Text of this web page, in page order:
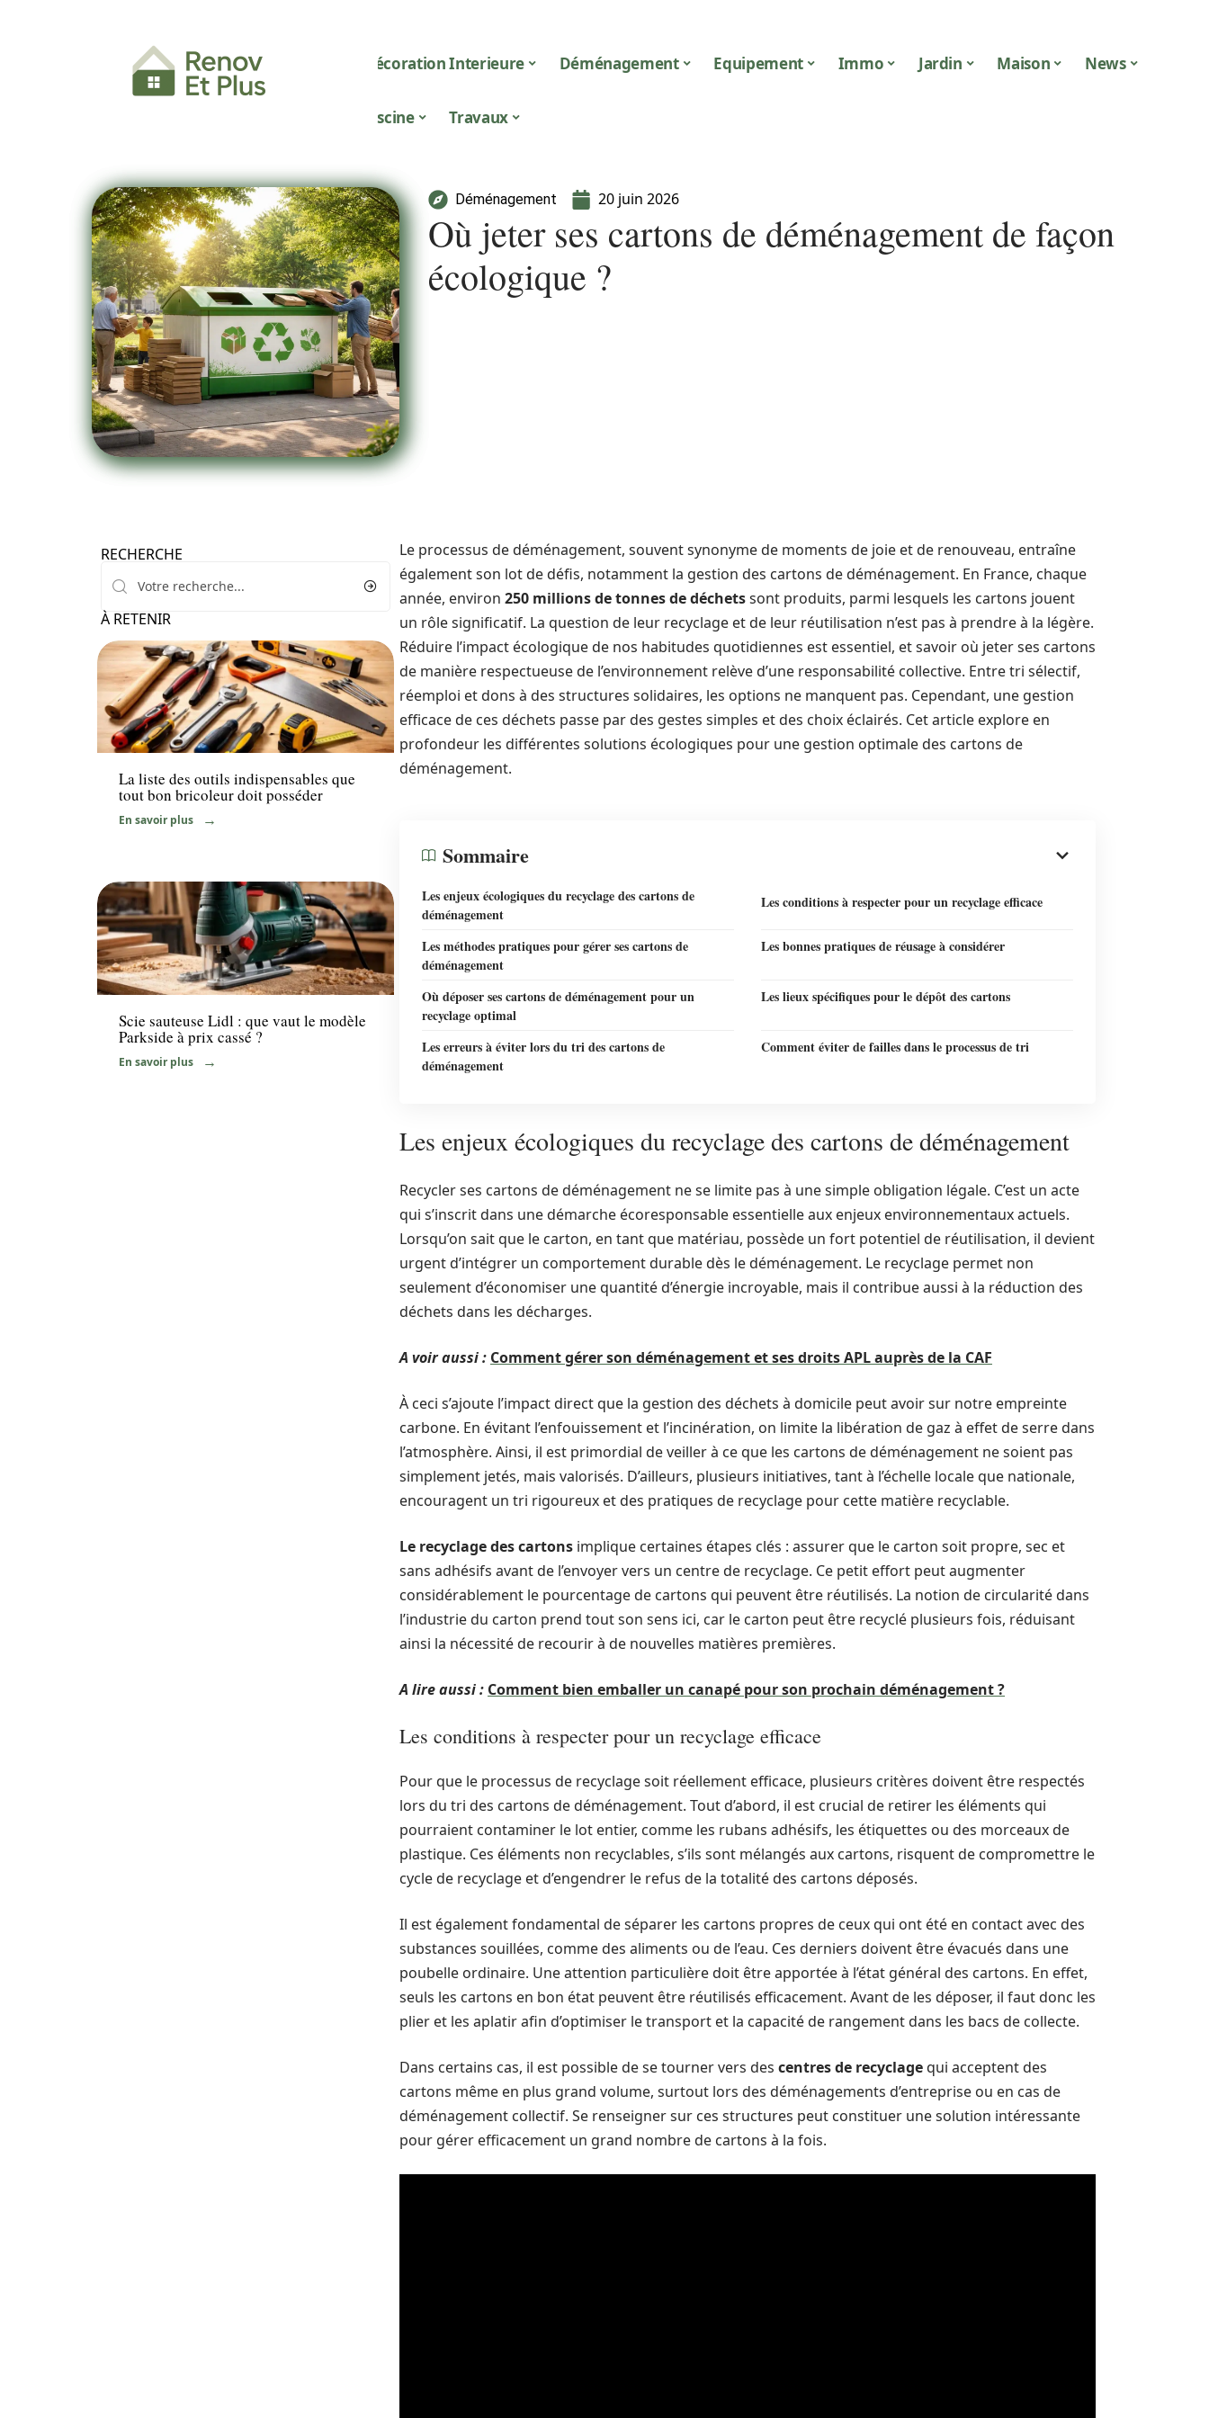
Décoration Interieure Déménagement Equipement Immo Jardin Maison News
Piscine Travaux
Déménagement 20 juin 2026
Où jeter ses cartons de déménagement de façon
écologique ?
RECHERCHE
À RETENIR
News
La liste des outils indispensables que
tout bon bricoleur doit posséder
En savoir plus
Equipement
Scie sauteuse Lidl : que vaut le modèle
Parkside à prix cassé ?
En savoir plus
Le processus de déménagement, souvent synonyme de moments de joie et de renouveau, entraîne
également son lot de défis, notamment la gestion des cartons de déménagement. En France, chaque
année, environ 250 millions de tonnes de déchetssont produits, parmi lesquels les cartons jouent
un rôle significatif. La question de leur recyclage et de leur réutilisation n’est pas à prendre à la légère.
Réduire l’impact écologique de nos habitudes quotidiennes est essentiel, et savoir où jeter ses cartons
de manière respectueuse de l’environnement relève d’une responsabilité collective. Entre tri sélectif,
réemploi et dons à des structures solidaires, les options ne manquent pas. Cependant, une gestion
efficace de ces déchets passe par des gestes simples et des choix éclairés. Cet article explore en
profondeur les différentes solutions écologiques pour une gestion optimale des cartons de
déménagement.
Sommaire
Les enjeux écologiques du recyclage des cartons de
déménagement
Les conditions à respecter pour un recyclage efficace
Les méthodes pratiques pour gérer ses cartons de
déménagement
Les bonnes pratiques de réusage à considérer
Où déposer ses cartons de déménagement pour un
recyclage optimal
Les lieux spécifiques pour le dépôt des cartons
Les erreurs à éviter lors du tri des cartons de
déménagement
Comment éviter de failles dans le processus de tri
Les enjeux écologiques du recyclage des cartons de déménagement
Recycler ses cartons de déménagement ne se limite pas à une simple obligation légale. C’est un acte
qui s’inscrit dans une démarche écoresponsable essentielle aux enjeux environnementaux actuels.
Lorsqu’on sait que le carton, en tant que matériau, possède un fort potentiel de réutilisation, il devient
urgent d’intégrer un comportement durable dès le déménagement. Le recyclage permet non
seulement d’économiser une quantité d’énergie incroyable, mais il contribue aussi à la réduction des
déchets dans les décharges.
A voir aussi : Comment gérer son déménagement et ses droits APL auprès de la CAF
À ceci s’ajoute l’impact direct que la gestion des déchets à domicile peut avoir sur notre empreinte
carbone. En évitant l’enfouissement et l’incinération, on limite la libération de gaz à effet de serre dans
l’atmosphère. Ainsi, il est primordial de veiller à ce que les cartons de déménagement ne soient pas
simplement jetés, mais valorisés. D’ailleurs, plusieurs initiatives, tant à l’échelle locale que nationale,
encouragent un tri rigoureux et des pratiques de recyclage pour cette matière recyclable.
Le recyclage des cartons implique certaines étapes clés : assurer que le carton soit propre, sec et
sans adhésifs avant de l’envoyer vers un centre de recyclage. Ce petit effort peut augmenter
considérablement le pourcentage de cartons qui peuvent être réutilisés. La notion de circularité dans
l’industrie du carton prend tout son sens ici, car le carton peut être recyclé plusieurs fois, réduisant
ainsi la nécessité de recourir à de nouvelles matières premières.
A lire aussi : Comment bien emballer un canapé pour son prochain déménagement ?
Les conditions à respecter pour un recyclage efficace
Pour que le processus de recyclage soit réellement efficace, plusieurs critères doivent être respectés
lors du tri des cartons de déménagement. Tout d’abord, il est crucial de retirer les éléments qui
pourraient contaminer le lot entier, comme les rubans adhésifs, les étiquettes ou des morceaux de
plastique. Ces éléments non recyclables, s’ils sont mélangés aux cartons, risquent de compromettre le
cycle de recyclage et d’engendrer le refus de la totalité des cartons déposés.
Il est également fondamental de séparer les cartons propres de ceux qui ont été en contact avec des
substances souillées, comme des aliments ou de l’eau. Ces derniers doivent être évacués dans une
poubelle ordinaire. Une attention particulière doit être apportée à l’état général des cartons. En effet,
seuls les cartons en bon état peuvent être réutilisés efficacement. Avant de les déposer, il faut donc les
plier et les aplatir afin d’optimiser le transport et la capacité de rangement dans les bacs de collecte.
Dans certains cas, il est possible de se tourner vers des centres de recyclagequi acceptent des
cartons même en plus grand volume, surtout lors des déménagements d’entreprise ou en cas de
déménagement collectif. Se renseigner sur ces structures peut constituer une solution intéressante
pour gérer efficacement un grand nombre de cartons à la fois.